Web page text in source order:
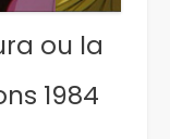
ou la
1984